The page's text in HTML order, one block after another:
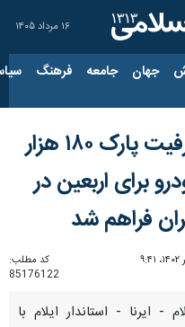
۱۶ مرداد ۱۴۰۵
جهان جامعه فرهنگ
ظرفیت پارک ۱۸۰ هزار
برای اربعین در
فراهم شد
کد مطلب:
85176122
- ایرنا - استاندار ایلام با